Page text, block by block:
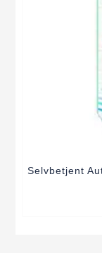
Selvbetjent